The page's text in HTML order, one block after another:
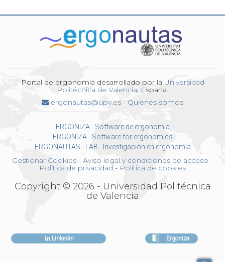
Portal de ergonomía desarrollado por la Universidad
Politécnica de Valencia, España.
ergonautas@upv.es - Quiénes somos
ERGONIZA - Software de ergonomía
ERGONIZA - Software for ergonomics
ERGONAUTAS - LAB - Investigación en ergonomía
Gestionar Cookies - Aviso legal y condiciones de acceso -
Política de privacidad - Política de cookies
Copyright © 2026 - Universidad Politécnica
de Valencia
Ergoniza
Linkedin